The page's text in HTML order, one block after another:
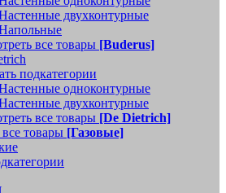
двухконтурные
все товары [Buderus]
подкатегории
одноконтурные
двухконтурные
все товары [De Dietrich]
товары [Газовые]